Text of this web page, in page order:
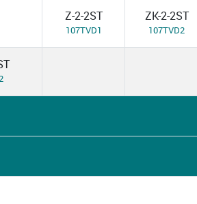
Z-2-2ST
107TVD1
ZK-2-2ST
107TVD2